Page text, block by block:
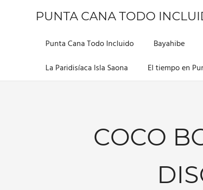
PUNTA CANA TODO
sobre
hermoso
Punta Cana Todo Incluido Bayahibe
La Paridisíaca Isla Saona
El tiempo en
COCO